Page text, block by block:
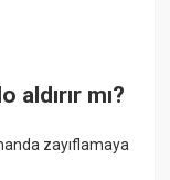
mı?
zayıflamaya